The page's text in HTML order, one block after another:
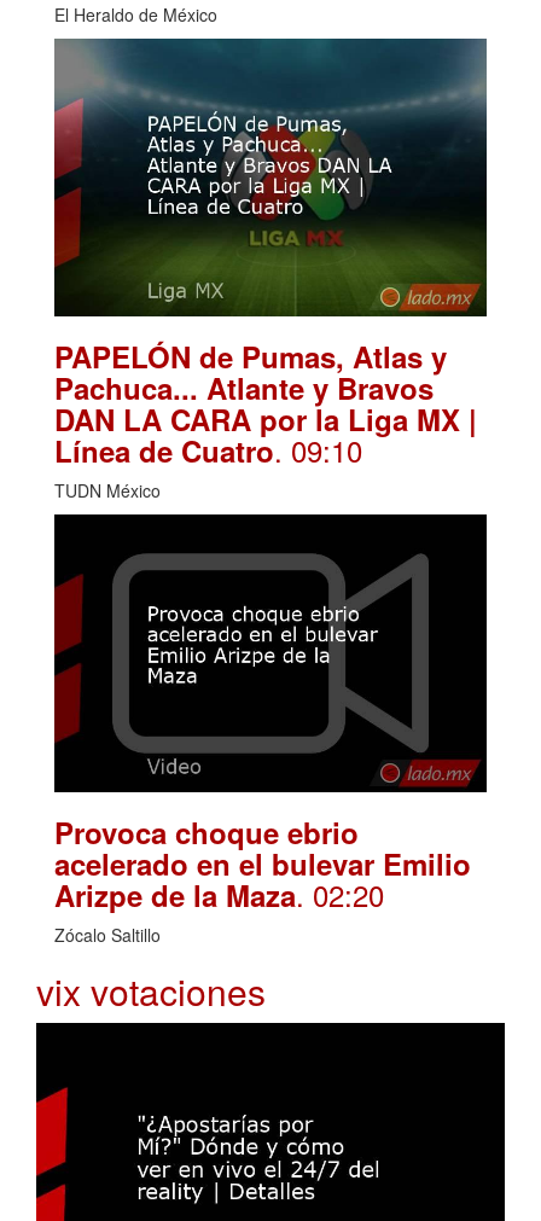
El Heraldo de México
PAPELÓN de Pumas, Atlas y
Pachuca... Atlante y Bravos
DAN LA CARA por la Liga MX |
Línea de Cuatro. 09:10
TUDN México
Provoca choque ebrio
acelerado en el bulevar Emilio
Arizpe de la Maza. 02:20
Zócalo Saltillo
vix votaciones